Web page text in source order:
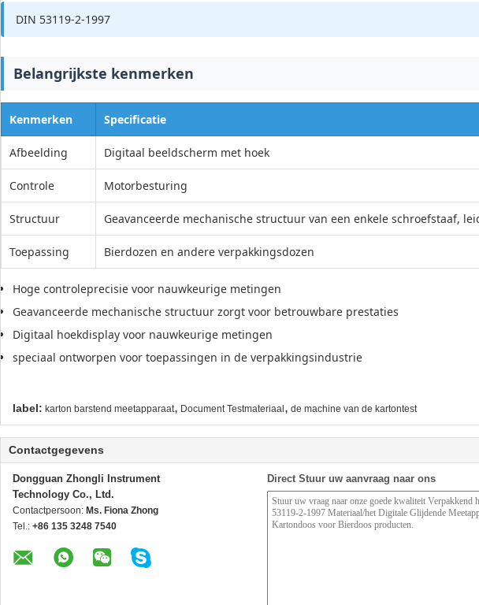
DIN 53119-2-1997
Belangrijkste kenmerken
Kenmerken Specificatie
Afbeelding Digitaal beeldscherm met hoek
Controle Motorbesturing
Structuur Geavanceerde mechanische structuur van een enkele schroefstaaf,
Toepassing Bierdozen en andere verpakkingsdozen
Hoge controleprecisie voor nauwkeurige metingen
Geavanceerde mechanische structuur zorgt voor betrouwbare prestaties
Digitaal hoekdisplay voor nauwkeurige metingen
speciaal ontworpen voor toepassingen in de verpakkingsindustrie
label: karton barstend meetapparaat, Document Testmateriaal , de machine van de kartontest
Contactgegevens
Dongguan Zhongli Instrument
Technology Co., Ltd.
Contactpersoon: Ms. Fiona Zhong
Tel.: +86 135 3248 7540
Direct Stuur uw aanvraag naar ons